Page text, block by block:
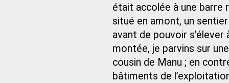
était accolée à une barre
situé en amont, un
avant de pouvoir
montée, je parvins sur
cousin de Manu ; en
bâtiments de